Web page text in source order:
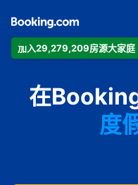
加入29,279,209房源大家庭
在
度